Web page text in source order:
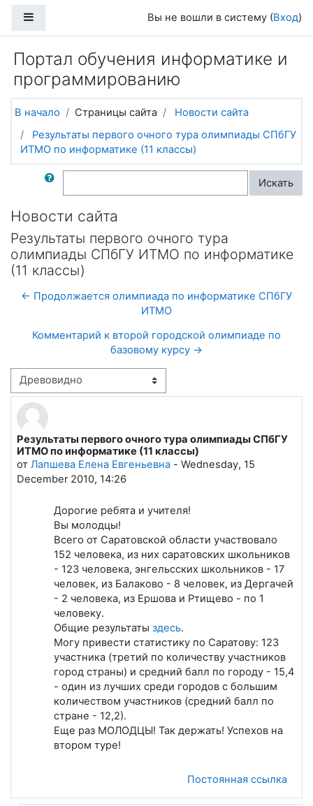
Вы не вошли в систему (Вход)
Портал обучения информатике и
программированию
В начало Страницы сайта
Новости сайта
Результаты первого очного тура олимпиады СПбГУ
ИТМО по информатике (11 классы)
Поиск по форумам Искать
Новости сайта
Результаты первого очного тура
олимпиады СПбГУ ИТМО по информатике
(11 классы)
← Продолжается олимпиада по информатике СПбГУ
ИТМО
Комментарий к второй городской олимпиаде по
базовому курсу →
Режим отображения
Результаты первого очного тура олимпиады СПбГУ
ИТМО по информатике (11 классы)
от Лапшева Елена Евгеньевна - Wednesday, 15
December 2010, 14:26
Количество ответов: 15
Дорогие ребята и учителя!
Вы молодцы!
Всего от Саратовской области участвовало
152 человека, из них саратовских школьников
- 123 человека, энгельсских школьников - 17
человек, из Балаково - 8 человек, из Дергачей
- 2 человека, из Ершова и Ртищево - по 1
человеку.
Общие результаты здесь.
Могу привести статистику по Саратову: 123
участника (третий по количеству участников
город страны) и средний балл по городу - 15,4
- один из лучших среди городов с большим
количеством участников (средний балл по
стране - 12,2).
Еще раз МОЛОДЦЫ! Так держать! Успехов на
втором туре!
Постоянная ссылка